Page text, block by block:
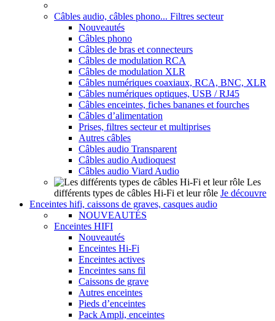
Câbles audio, câbles phono... Filtres secteur
Nouveautés
Câbles phono
Câbles de bras et connecteurs
Câbles de modulation RCA
Câbles de modulation XLR
Câbles numériques coaxiaux, RCA, BNC, XLR
Câbles numériques optiques, USB / RJ45
Câbles enceintes, fiches bananes et fourches
Câbles d’alimentation
Prises, filtres secteur et multiprises
Autres câbles
Câbles audio Transparent
Câbles audio Audioquest
Câbles audio Viard Audio
Les
différents types de câbles Hi-Fi et leur rôle Je découvre
Enceintes hifi, caissons de graves, casques audio
NOUVEAUTÉS
Enceintes HIFI
Nouveautés
Enceintes Hi-Fi
Enceintes actives
Enceintes sans fil
Caissons de grave
Autres enceintes
Pieds d’enceintes
Pack Ampli, enceintes